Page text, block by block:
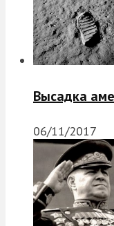
Высадка
06/11/2017